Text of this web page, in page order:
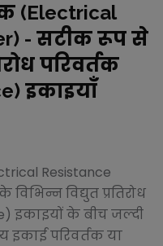
(Electrical
- सटीक रूप से
परिवर्तक
इकाइयाँ
Resistance
विद्युत प्रतिरोध
इकाइयों के बीच जल्दी
इकाई परिवर्तक या